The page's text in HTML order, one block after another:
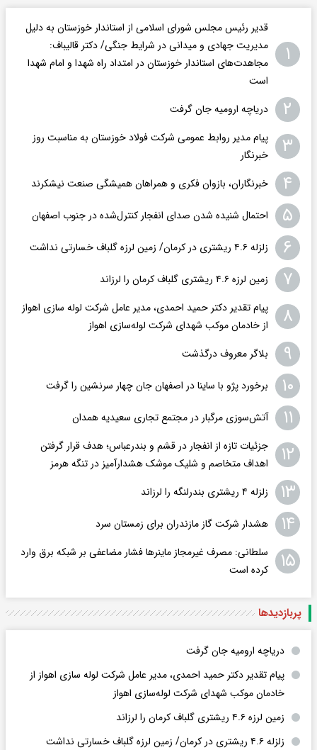
۱
قدیر رئیس مجلس شورای اسلامی از استاندار خوزستان به دلیل
مدیریت جهادی و میدانی در شرایط جنگی/ دکتر قالیباف:
مجاهدت‌های استاندار خوزستان در امتداد راه شهدا و امام شهدا
است
۲ دریاچه ارومیه جان گرفت
۳
پیام مدیر روابط عمومی شرکت فولاد خوزستان به مناسبت روز
خبرنگار
۴ خبرنگاران، بازوان فکری و همراهان همیشگی صنعت نیشکرند
۵ احتمال شنیده شدن صدای انفجار کنترل‌شده در جنوب اصفهان
۶ زلزله ۴.۶ ریشتری در کرمان/ زمین لرزه گلباف خسارتی نداشت
۷ زمین لرزه ۴.۶ ریشتری گلباف کرمان را لرزاند
۸
پیام تقدیر دکتر حمید احمدی، مدیر عامل شرکت لوله سازی اهواز
از خادمان موکب شهدای شرکت لوله‌سازی اهواز
۹ بلاگر معروف درگذشت
۱۰ برخورد پژو با ساینا در اصفهان جان چهار سرنشین را گرفت
۱۱ آتش‌سوزی مرگبار در مجتمع تجاری سعیدیه همدان
۱۲
جزئیات تازه از انفجار در قشم و بندرعباس؛ هدف قرار گرفتن
اهداف متخاصم و شلیک موشک هشدارآمیز در تنگه هرمز
۱۳ زلزله ۴ ریشتری بندرلنگه را لرزاند
۱۴ هشدار شرکت گاز مازندران برای زمستان سرد
۱۵
سلطانی: مصرف غیرمجاز ماینرها فشار مضاعفی بر شبکه برق وارد
کرده است
پربازدید‌ها
دریاچه ارومیه جان گرفت
پیام تقدیر دکتر حمید احمدی، مدیر عامل شرکت لوله سازی اهواز از
خادمان موکب شهدای شرکت لوله‌سازی اهواز
زمین لرزه ۴.۶ ریشتری گلباف کرمان را لرزاند
زلزله ۴.۶ ریشتری در کرمان/ زمین لرزه گلباف خسارتی نداشت